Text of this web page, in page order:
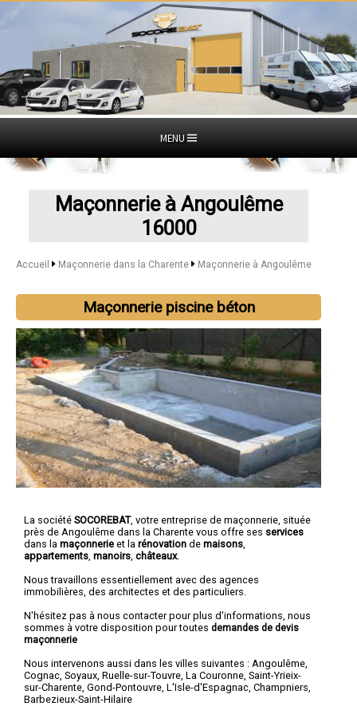
MENU
Maçonnerie à Angoulême
16000
Accueil Maçonnerie dans la Charente Maçonnerie à Angoulême
Maçonnerie piscine béton
La société SOCOREBAT, votre entreprise de maçonnerie , située
près de Angoulême dans la Charente vous offre ses services
dans la maçonnerie et la rénovation de maisons
appartements manoirs châteaux.
Nous travaillons essentiellement avec des agences
immobilières, des architectes et des particuliers.
N'hésitez pas à nous contacter pour plus d'informations, nous
sommes à votre disposition pour toutes demandes de devis
maçonnerie
Nous intervenons aussi dans les villes suivantes : Angoulême
Cognac Soyaux Ruelle-sur-Touvre La Couronne Saint-Yrieix-
sur-Charente Gond-Pontouvre L'Isle-d'Espagnac Champniers
Barbezieux-Saint-Hilaire